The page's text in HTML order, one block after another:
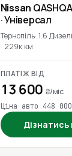
Nissan
· Універсал
Тернопіль 1.6
229к км
ПЛАТІЖ ВІД
13 600 ₴/міс
Ціна авто 448
Дізнатись